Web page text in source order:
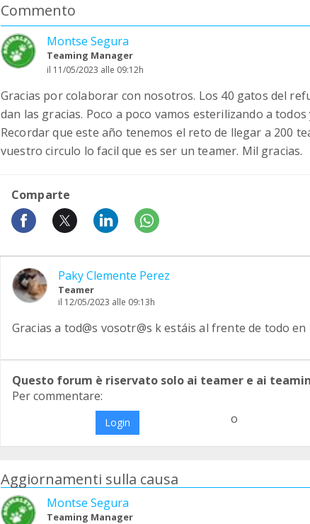
Commento
Montse Segura
Teaming Manager
il 11/05/2023 alle 09:12h
Gracias por colaborar con nosotros. Los 40 gatos del
dan las gracias. Poco a poco vamos esterilizando a
Recordar que este año tenemos el reto de llegar a 200
vuestro circulo lo facil que es ser un teamer. Mil gracias.
Comparte
Paky Clemente Perez
Teamer
il 12/05/2023 alle 09:13h
Gracias a tod@s vosotr@s k estáis al frente de todo
Questo forum è riservato solo ai teamer e ai
Per commentare:
Login o
Aggiornamenti sulla causa
Montse Segura
Teaming Manager